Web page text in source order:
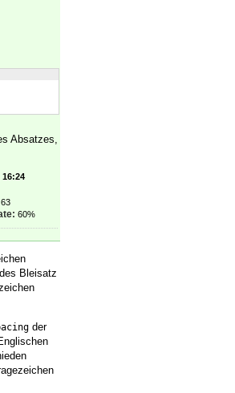
Absatzes,
16:24
63
60%
Bleisatz
der